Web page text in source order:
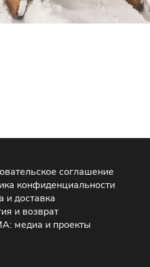
соглашение
конфиденциальности
и доставка
и возврат
медиа и проекты